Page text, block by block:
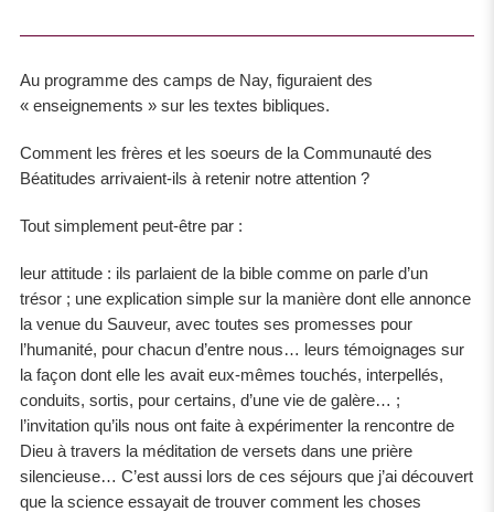
Au programme des camps de Nay, figuraient des
« enseignements » sur les textes bibliques.
Comment les frères et les soeurs de la Communauté des
Béatitudes arrivaient-ils à retenir notre attention ?
Tout simplement peut-être par :
leur attitude : ils parlaient de la bible comme on parle d’un
trésor ; une explication simple sur la manière dont elle annonce
la venue du Sauveur, avec toutes ses promesses pour
l’humanité, pour chacun d’entre nous… leurs témoignages sur
la façon dont elle les avait eux-mêmes touchés, interpellés,
conduits, sortis, pour certains, d’une vie de galère… ;
l’invitation qu’ils nous ont faite à expérimenter la rencontre de
Dieu à travers la méditation de versets dans une prière
silencieuse… C’est aussi lors de ces séjours que j’ai découvert
que la science essayait de trouver comment les choses